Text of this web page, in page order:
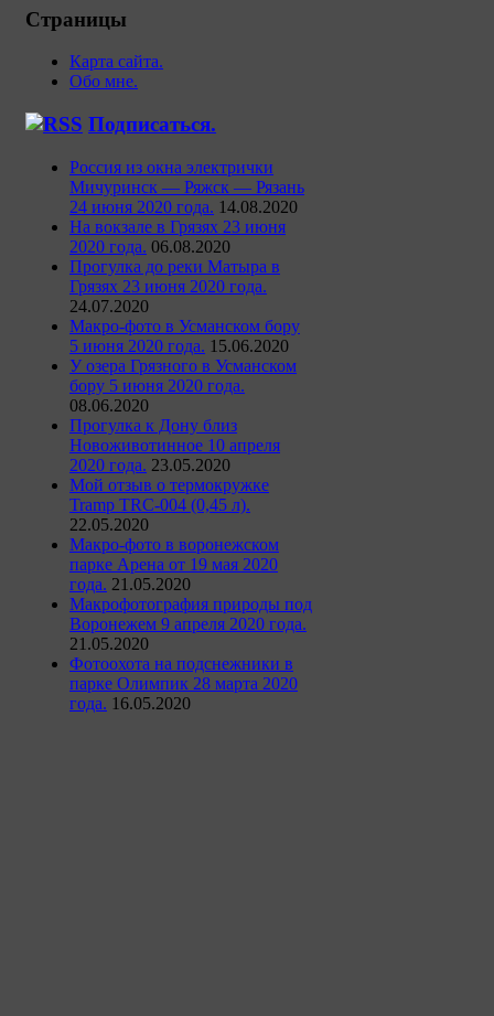
Страницы
Карта сайта.
Обо мне.
Подписаться.
Россия из окна электрички
Мичуринск — Ряжск — Рязань
24 июня 2020 года. 14.08.2020
На вокзале в Грязях 23 июня
2020 года. 06.08.2020
Прогулка до реки Матыра в
Грязях 23 июня 2020 года.
24.07.2020
Макро-фото в Усманском бору
5 июня 2020 года. 15.06.2020
У озера Грязного в Усманском
бору 5 июня 2020 года.
08.06.2020
Прогулка к Дону близ
Новоживотинное 10 апреля
2020 года. 23.05.2020
Мой отзыв о термокружке
Tramp TRC-004 (0,45 л).
22.05.2020
Макро-фото в воронежском
парке Арена от 19 мая 2020
года. 21.05.2020
Макрофотография природы под
Воронежем 9 апреля 2020 года.
21.05.2020
Фотоохота на подснежники в
парке Олимпик 28 марта 2020
года. 16.05.2020